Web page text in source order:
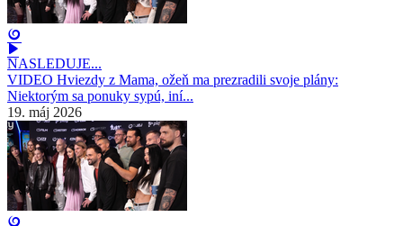
NASLEDUJE...
VIDEO Hviezdy z Mama, ožeň ma prezradili svoje plány:
Niektorým sa ponuky sypú, iní...
19. máj 2026